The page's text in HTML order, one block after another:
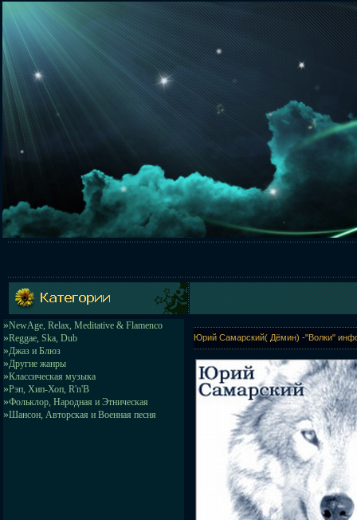
»NewAge, Relax, Meditative & Flamenco
»Reggae, Ska, Dub
»Джаз и Блюз
»Другие жанры
»Классическая музыка
»Рэп, Хип-Хоп, R'n'B
»Фольклор, Народная и Этническая
»Шансон, Авторская и Военная песня
Юрий Самарский( Дёмин) -"Волки"